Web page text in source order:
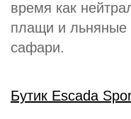
время как
плащи и льняные
сафари.
Бутик Escada